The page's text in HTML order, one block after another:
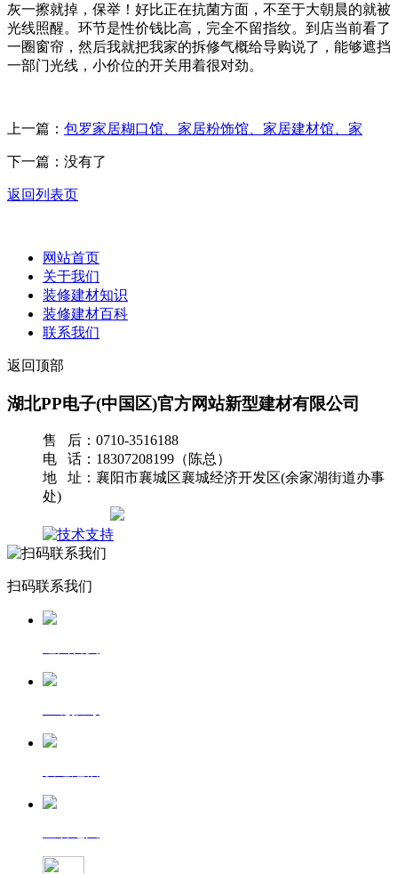
灰一擦就掉，保举！好比正在抗菌方面，不至于大朝晨的就被
光线照醒。环节是性价钱比高，完全不留指纹。到店当前看了
一圈窗帘，然后我就把我家的拆修气概给导购说了，能够遮挡
一部门光线，小价位的开关用着很对劲。
上一篇： 包罗家居糊口馆、家居粉饰馆、家居建材馆、家
下一篇：没有了
返回列表页
网站首页
关于我们
装修建材知识
装修建材百科
联系我们
返回顶部
湖北PP电子(中国区)官方网站新型建材有限公司
售 后：0710-3516188
电 话：18307208199（陈总）
地 址：襄阳市襄城区襄城经济开发区(余家湖街道办事
处)
扫码联系我们